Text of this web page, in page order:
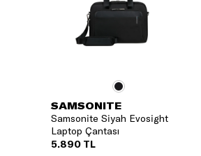
SAMSONITE
Samsonite Siyah Evosight
Laptop Çantası
5.890 TL